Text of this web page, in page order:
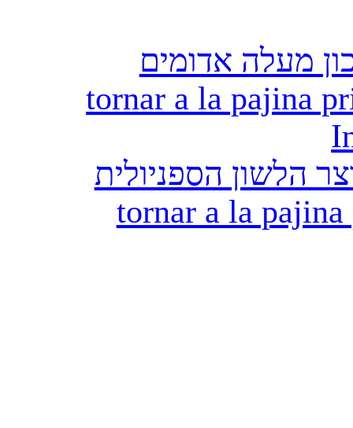
מעלה אדומים
tornar a la pajina
הלשון הספניולית
tornar a la